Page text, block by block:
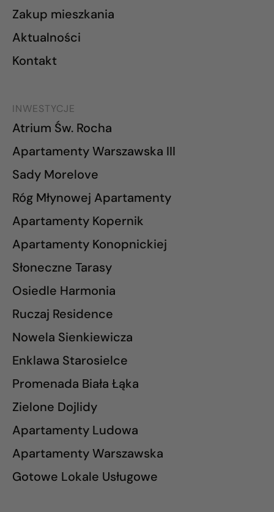
Zakup mieszkania
Aktualności
Kontakt
INWESTYCJE
Atrium Św. Rocha
Apartamenty Warszawska III
Sady Morelove
Róg Młynowej Apartamenty
Apartamenty Kopernik
Apartamenty Konopnickiej
Słoneczne Tarasy
Osiedle Harmonia
Ruczaj Residence
Nowela Sienkiewicza
Enklawa Starosielce
Promenada Biała Łąka
Zielone Dojlidy
Apartamenty Ludowa
Apartamenty Warszawska
Gotowe Lokale Usługowe